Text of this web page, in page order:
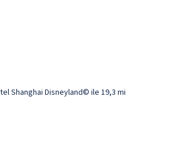
Shanghai Disneyland© ile 19,3 mi